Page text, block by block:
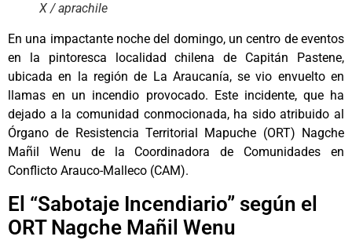
X / aprachile
En una impactante noche del domingo, un centro de eventos
en la pintoresca localidad chilena de Capitán Pastene,
ubicada en la región de La Araucanía, se vio envuelto en
llamas en un incendio provocado. Este incidente, que ha
dejado a la comunidad conmocionada, ha sido atribuido al
Órgano de Resistencia Territorial Mapuche (ORT) Nagche
Mañil Wenu de la Coordinadora de Comunidades en
Conflicto Arauco-Malleco (CAM).
El “Sabotaje Incendiario” según el
ORT Nagche Mañil Wenu